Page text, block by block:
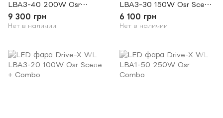
LBA3-40 200W Osr
Scene + Combo
9 300 грн
Нет в наличии
LBA3-30 150W Osr Scene
+ Combo
6 100 грн
Нет в наличии